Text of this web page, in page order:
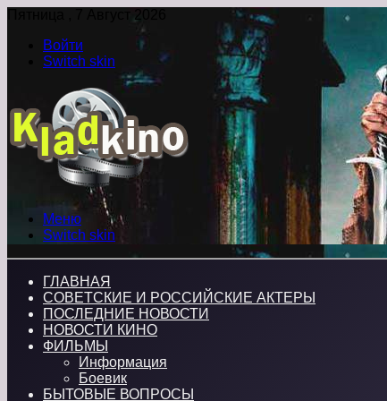
Пятница , 7 Август 2026
Войти
Switch skin
Меню
Switch skin
ГЛАВНАЯ
СОВЕТСКИЕ И РОССИЙСКИЕ АКТЕРЫ
ПОСЛЕДНИЕ НОВОСТИ
НОВОСТИ КИНО
ФИЛЬМЫ
Информация
Боевик
БЫТОВЫЕ ВОПРОСЫ